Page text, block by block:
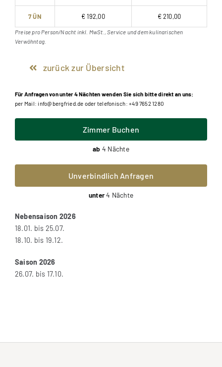
7 ÜN € 192,00 € 210,00
Preise pro Person/Nacht inkl. MwSt., Service und dem kulinarischen
Verwöhntag.
zurück zur Übersicht
Für Anfragen von unter 4 Nächten wenden Sie sich bitte direkt an uns:
per Mail: info@bergfried.de oder telefonisch: +49 7652 1280
Zimmer Buchen
ab 4 Nächte
Unverbindlich Anfragen
unter4 Nächte
Nebensaison 2026
18.01. bis 25.07.
18.10. bis 19.12.
Saison 2026
26.07. bis 17.10.